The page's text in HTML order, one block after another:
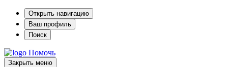
Открыть навигацию
Ваш профиль
Поиск
Помочь
Закрыть меню